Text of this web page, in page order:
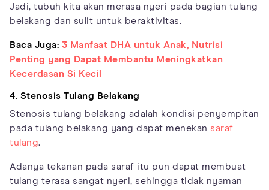
Jadi, tubuh kita akan merasa nyeri pada bagian tulang
belakang dan sulit untuk beraktivitas.
Baca Juga: 3 Manfaat DHA untuk Anak, Nutrisi
Penting yang Dapat Membantu Meningkatkan
Kecerdasan Si Kecil
4. Stenosis Tulang Belakang
Stenosis tulang belakang adalah kondisi penyempitan
pada tulang belakang yang dapat menekan saraf
tulang.
Adanya tekanan pada saraf itu pun dapat membuat
tulang terasa sangat nyeri, sehingga tidak nyaman